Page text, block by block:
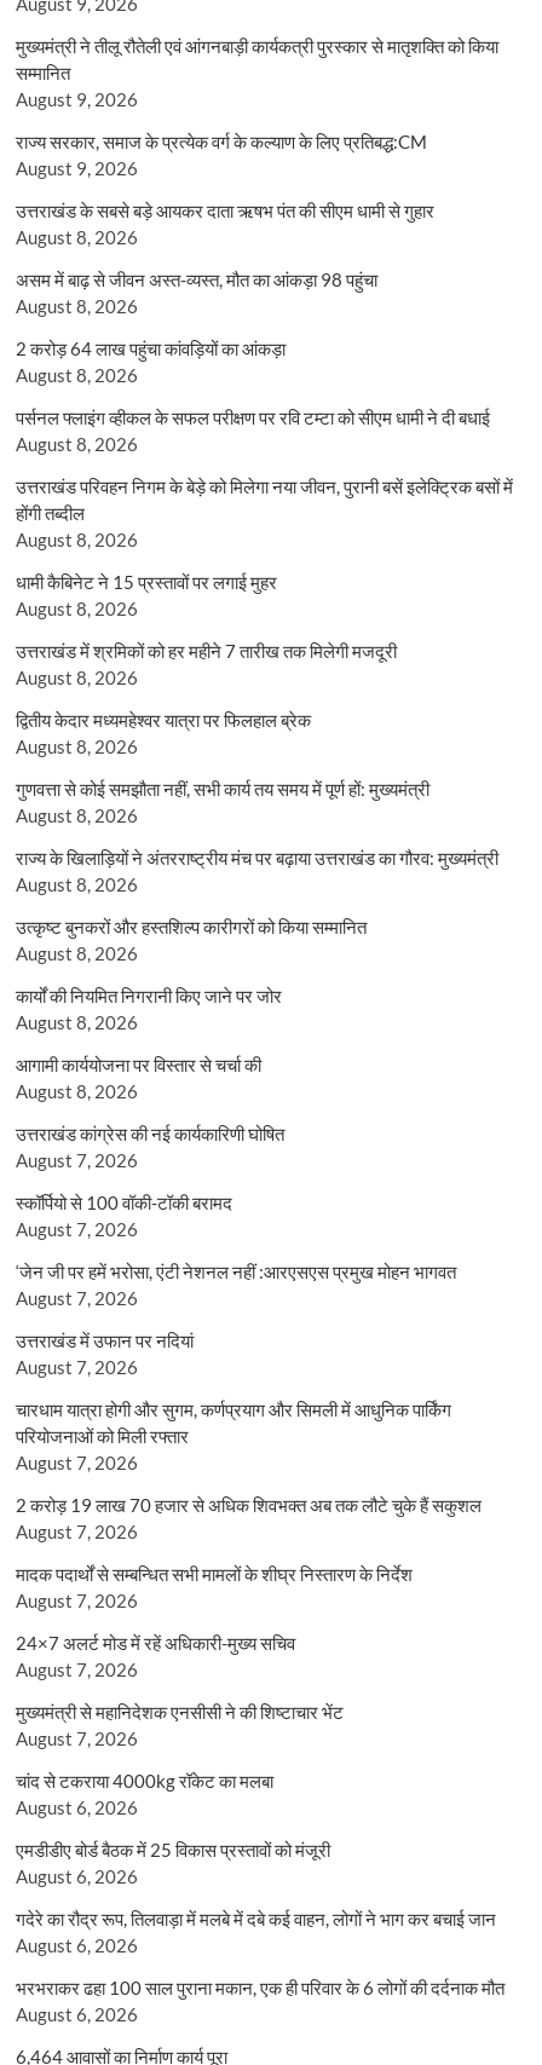
मुख्यमंत्री ने तीलू रौतेली एवं आंगनबाड़ी कार्यकत्री पुरस्कार से मातृशक्ति को किया
सम्मानित
August 9, 2026
राज्य सरकार, समाज के प्रत्येक वर्ग के कल्याण के लिए प्रतिबद्ध:CM
August 9, 2026
उत्तराखंड के सबसे बड़े आयकर दाता ऋषभ पंत की सीएम धामी से गुहार
August 8, 2026
असम में बाढ़ से जीवन अस्त-व्यस्त, मौत का आंकड़ा 98 पहुंचा
August 8, 2026
2 करोड़ 64 लाख पहुंचा कांवड़ियों का आंकड़ा
August 8, 2026
पर्सनल फ्लाइंग व्हीकल के सफल परीक्षण पर रवि टम्टा को सीएम धामी ने दी बधाई
August 8, 2026
उत्तराखंड परिवहन निगम के बेड़े को मिलेगा नया जीवन, पुरानी बसें इलेक्ट्रिक बसों में
होंगी तब्दील
August 8, 2026
धामी कैबिनेट ने 15 प्रस्तावों पर लगाई मुहर
August 8, 2026
उत्तराखंड में श्रमिकों को हर महीने 7 तारीख तक मिलेगी मजदूरी
August 8, 2026
द्वितीय केदार मध्यमहेश्वर यात्रा पर फिलहाल ब्रेक
August 8, 2026
गुणवत्ता से कोई समझौता नहीं, सभी कार्य तय समय में पूर्ण हों: मुख्यमंत्री
August 8, 2026
राज्य के खिलाड़ियों ने अंतरराष्ट्रीय मंच पर बढ़ाया उत्तराखंड का गौरव: मुख्यमंत्री
August 8, 2026
उत्कृष्ट बुनकरों और हस्तशिल्प कारीगरों को किया सम्मानित
August 8, 2026
कार्यों की नियमित निगरानी किए जाने पर जोर
August 8, 2026
आगामी कार्ययोजना पर विस्तार से चर्चा की
August 8, 2026
उत्तराखंड कांग्रेस की नई कार्यकारिणी घोषित
August 7, 2026
स्कॉर्पियो से 100 वॉकी-टॉकी बरामद
August 7, 2026
‘जेन जी पर हमें भरोसा, एंटी नेशनल नहीं :आरएसएस प्रमुख मोहन भागवत
August 7, 2026
उत्तराखंड में उफान पर नदियां
August 7, 2026
चारधाम यात्रा होगी और सुगम, कर्णप्रयाग और सिमली में आधुनिक पार्किंग
परियोजनाओं को मिली रफ्तार
August 7, 2026
2 करोड़ 19 लाख 70 हजार से अधिक शिवभक्त अब तक लौटे चुके हैं सकुशल
August 7, 2026
मादक पदार्थों से सम्बन्धित सभी मामलों के शीघ्र निस्तारण के निर्देश
August 7, 2026
24×7 अलर्ट मोड में रहें अधिकारी-मुख्य सचिव
August 7, 2026
मुख्यमंत्री से महानिदेशक एनसीसी ने की शिष्टाचार भेंट
August 7, 2026
चांद से टकराया 4000kg रॉकेट का मलबा
August 6, 2026
एमडीडीए बोर्ड बैठक में 25 विकास प्रस्तावों को मंजूरी
August 6, 2026
गदेरे का रौद्र रूप, तिलवाड़ा में मलबे में दबे कई वाहन, लोगों ने भाग कर बचाई जान
August 6, 2026
भरभराकर ढहा 100 साल पुराना मकान, एक ही परिवार के 6 लोगों की दर्दनाक मौत
August 6, 2026
6,464 आवासों का निर्माण कार्य पूरा